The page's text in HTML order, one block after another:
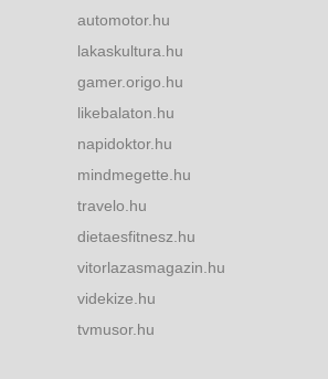
automotor.hu
lakaskultura.hu
gamer.origo.hu
likebalaton.hu
napidoktor.hu
mindmegette.hu
travelo.hu
dietaesfitnesz.hu
vitorlazasmagazin.hu
videkize.hu
tvmusor.hu